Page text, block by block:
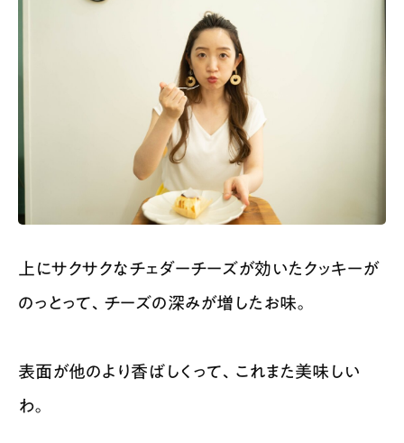
上にサクサクなチェダーチーズが効いたクッキーが
のっとって、チーズの深みが増したお味。
表面が他のより香ばしくって、これまた美味しい
わ。